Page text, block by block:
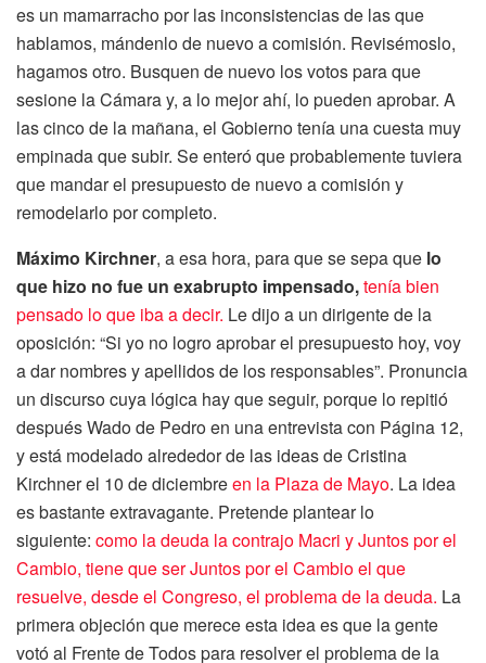
es un mamarracho por las inconsistencias de las que
hablamos, mándenlo de nuevo a comisión. Revisémoslo,
hagamos otro. Busquen de nuevo los votos para que
sesione la Cámara y, a lo mejor ahí, lo pueden aprobar. A
las cinco de la mañana, el Gobierno tenía una cuesta muy
empinada que subir. Se enteró que probablemente tuviera
que mandar el presupuesto de nuevo a comisión y
remodelarlo por completo.
Máximo Kirchner, a esa hora, para que se sepa que lo
que hizo no fue un exabrupto impensado,tenía bien
pensado lo que iba a decir. Le dijo a un dirigente de la
oposición: “Si yo no logro aprobar el presupuesto hoy, voy
a dar nombres y apellidos de los responsables”. Pronuncia
un discurso cuya lógica hay que seguir, porque lo repitió
después Wado de Pedro en una entrevista con Página 12,
y está modelado alrededor de las ideas de Cristina
Kirchner el 10 de diciembreen la Plaza de Mayo. La idea
es bastante extravagante. Pretende plantear lo
siguiente: como la deuda la contrajo Macri y Juntos por el
Cambio, tiene que ser Juntos por el Cambio el que
resuelve, desde el Congreso, el problema de la deuda. La
primera objeción que merece esta idea es que la gente
votó al Frente de Todos para resolver el problema de la